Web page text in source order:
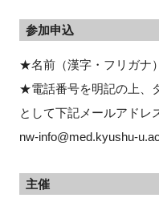
参加申込
★名前（漢字・フリガナ
★電話番号を明記の上、
として下記メールアドレ
nw-info@med.kyushu-
主催